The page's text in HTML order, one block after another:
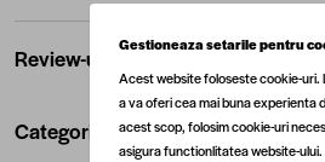
Review-uri
Categorii utile
Gestioneaza setarile pentru
Acest website foloseste cookie-uri.
a va oferi cea mai buna experienta
acest scop, folosim cookie-uri
asigura functionlitatea website-ului.